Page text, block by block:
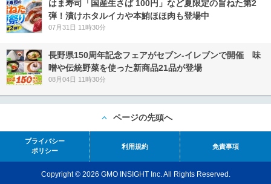
はま寿司「国産生さば 100円」など夏限定の旨ねた第2
弾！漬けホタルイカや本鮪ほほ肉も登場中
07月31日 11時30分
長野県150周年記念フェアがセブン-イレブンで開催 味
噌や伝統野菜を使った新商品21品が登場
08月04日 11時30分
ページの先頭へ
プライバシー
ポリシー
利用規約 免責事項
Copyright © 2026 GMO INSIGHT Inc. All Rights Reserved.